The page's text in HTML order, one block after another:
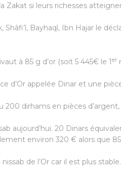
Zakat si leurs richesses
Bayhaqî, Ibn Hajar le
à 85 g d’or (soit 5 445€ le 1er
d’Or appelée Dinar et une
200 dirhams en pièces
aujourd’hui. 20 Dinars
environ 320 € alors que
de l’Or car il est plus stable.